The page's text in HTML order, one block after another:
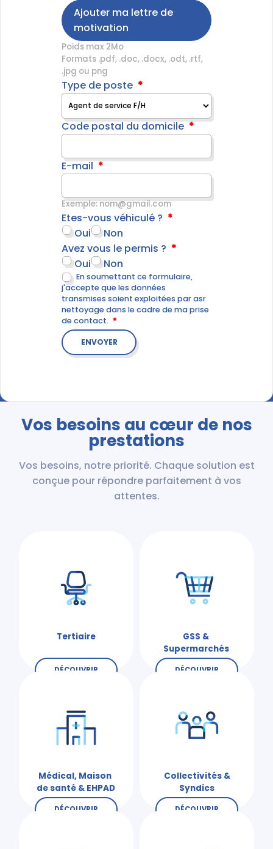
Ajouter ma lettre de
motivation
Poids max 2Mo
Formats .pdf, .doc, .docx, .odt, .rtf,
.jpg ou png
Type de poste
Code postal du domicile
E-mail
Exemple: nom@gmail.com
Etes-vous véhiculé ?
Oui
Non
Avez vous le permis ?
Oui
Non
En soumettant ce formulaire,
j'accepte que les données
transmises soient exploitées par asr
nettoyage dans le cadre de ma prise
de contact.
Vos besoins au cœur de nos
prestations
Vos besoins, notre priorité. Chaque solution est
conçue pour répondre parfaitement à vos
attentes.
Tertiaire
DÉCOUVRIR
GSS &
Supermarchés
DÉCOUVRIR
Médical, Maison
de santé & EHPAD
DÉCOUVRIR
Collectivités &
Syndics
DÉCOUVRIR